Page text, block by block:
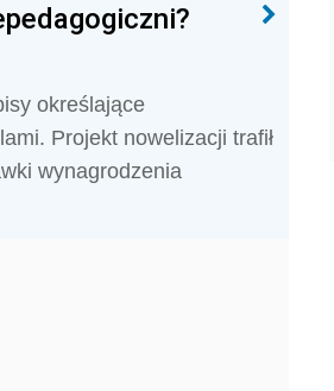
określające
Projekt nowelizacji trafił
wynagrodzenia